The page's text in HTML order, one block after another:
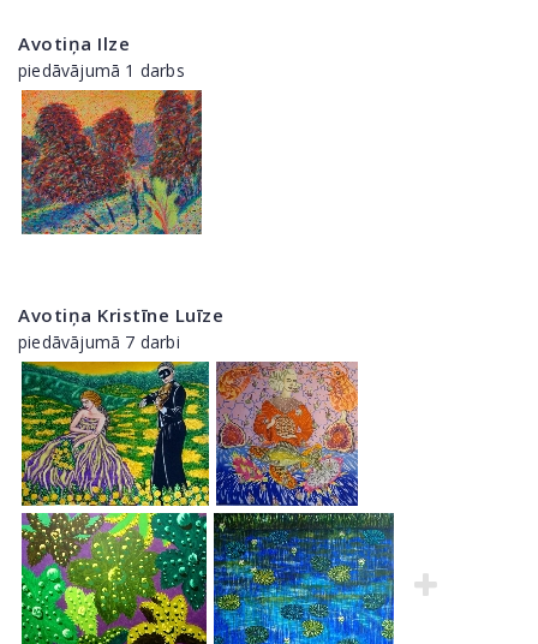
Avotiņa Ilze
piedāvājumā 1 darbs
Avotiņa Kristīne Luīze
piedāvājumā 7 darbi